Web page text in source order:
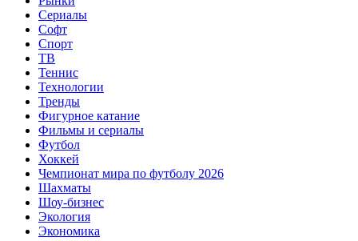
Сериалы
Софт
Спорт
ТВ
Теннис
Технологии
Тренды
Фигурное катание
Фильмы и сериалы
Футбол
Хоккей
Чемпионат мира по футболу 2026
Шахматы
Шоу-бизнес
Экология
Экономика